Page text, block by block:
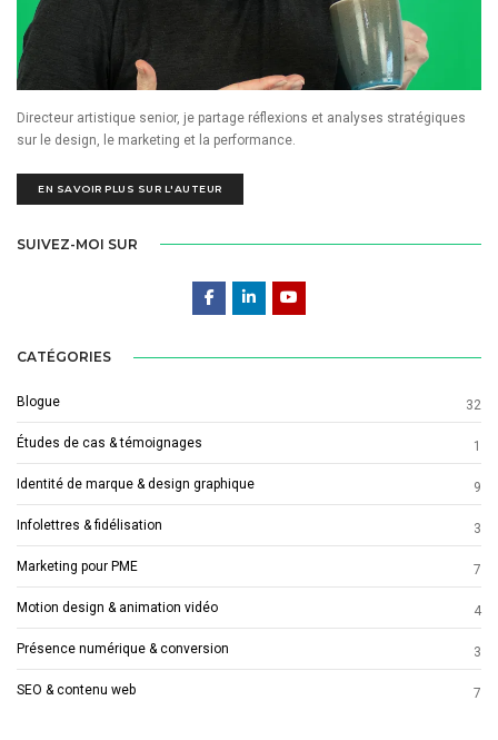
Directeur artistique senior, je partage réflexions et analyses stratégiques
sur le design, le marketing et la performance.
EN SAVOIR PLUS SUR L'AUTEUR
SUIVEZ-MOI SUR
CATÉGORIES
Blogue 32
Études de cas & témoignages 1
Identité de marque & design graphique 9
Infolettres & fidélisation 3
Marketing pour PME 7
Motion design & animation vidéo 4
Présence numérique & conversion 3
SEO & contenu web 7